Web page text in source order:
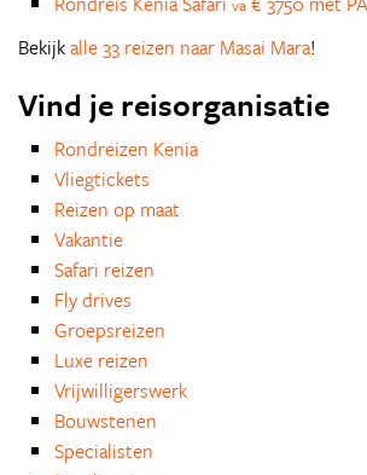
va
Bekijkalle 33 reizen naar Masai Mara!
Vind je reisorganisatie
Rondreizen Kenia
Vliegtickets
Reizen op maat
Vakantie
Safari reizen
Fly drives
Groepsreizen
Luxe reizen
Vrijwilligerswerk
Bouwstenen
Specialisten